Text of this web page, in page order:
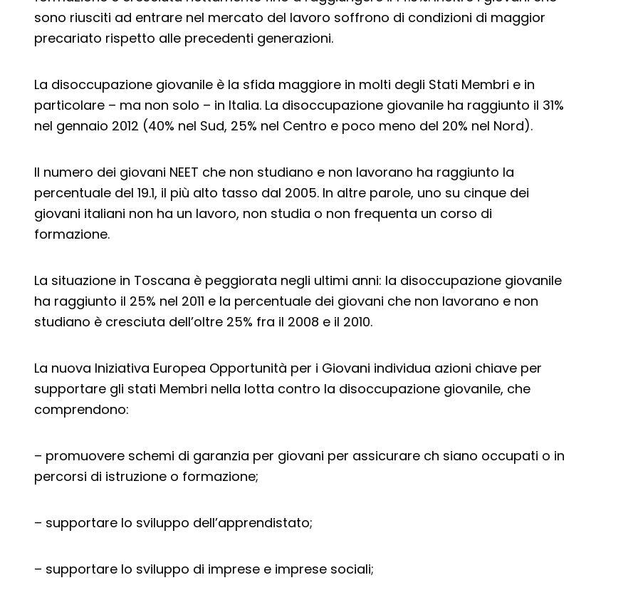
sono riusciti ad entrare nel mercato del lavoro soffrono di condizioni di maggior
precariato rispetto alle precedenti generazioni.
La disoccupazione giovanile è la sfida maggiore in molti degli Stati Membri e in
particolare – ma non solo – in Italia. La disoccupazione giovanile ha raggiunto il 31%
nel gennaio 2012 (40% nel Sud, 25% nel Centro e poco meno del 20% nel Nord).
Il numero dei giovani NEET che non studiano e non lavorano ha raggiunto la
percentuale del 19.1, il più alto tasso dal 2005. In altre parole, uno su cinque dei
giovani italiani non ha un lavoro, non studia o non frequenta un corso di
formazione.
La situazione in Toscana è peggiorata negli ultimi anni: la disoccupazione giovanile
ha raggiunto il 25% nel 2011 e la percentuale dei giovani che non lavorano e non
studiano è cresciuta dell’oltre 25% fra il 2008 e il 2010.
La nuova Iniziativa Europea Opportunità per i Giovani individua azioni chiave per
supportare gli stati Membri nella lotta contro la disoccupazione giovanile, che
comprendono:
– promuovere schemi di garanzia per giovani per assicurare ch siano occupati o in
percorsi di istruzione o formazione;
– supportare lo sviluppo dell’apprendistato;
– supportare lo sviluppo di imprese e imprese sociali;